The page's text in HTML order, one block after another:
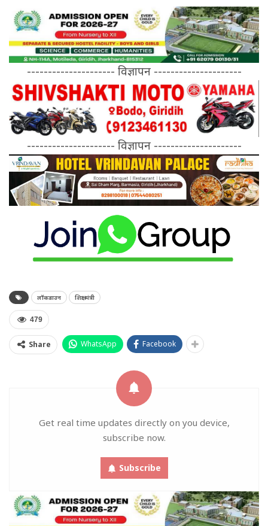
--------------------- विज्ञापन ---------------------
--------------------- विज्ञापन ---------------------
लॉकडाउन शिक्षा मंत्री
479
Share WhatsApp Facebook
Get real time updates directly on you device,
subscribe now.
Subscribe